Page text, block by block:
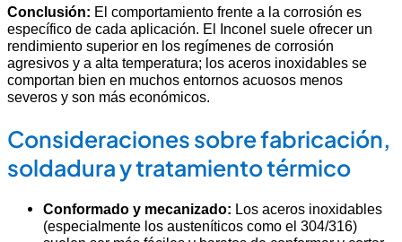
Conclusión: El comportamiento frente a la corrosión es
específico de cada aplicación. El Inconel suele ofrecer un
rendimiento superior en los regímenes de corrosión
agresivos y a alta temperatura; los aceros inoxidables se
comportan bien en muchos entornos acuosos menos
severos y son más económicos.
Consideraciones sobre fabricación,
soldadura y tratamiento térmico
Conformado y mecanizado: Los aceros inoxidables
(especialmente los austeníticos como el 304/316)